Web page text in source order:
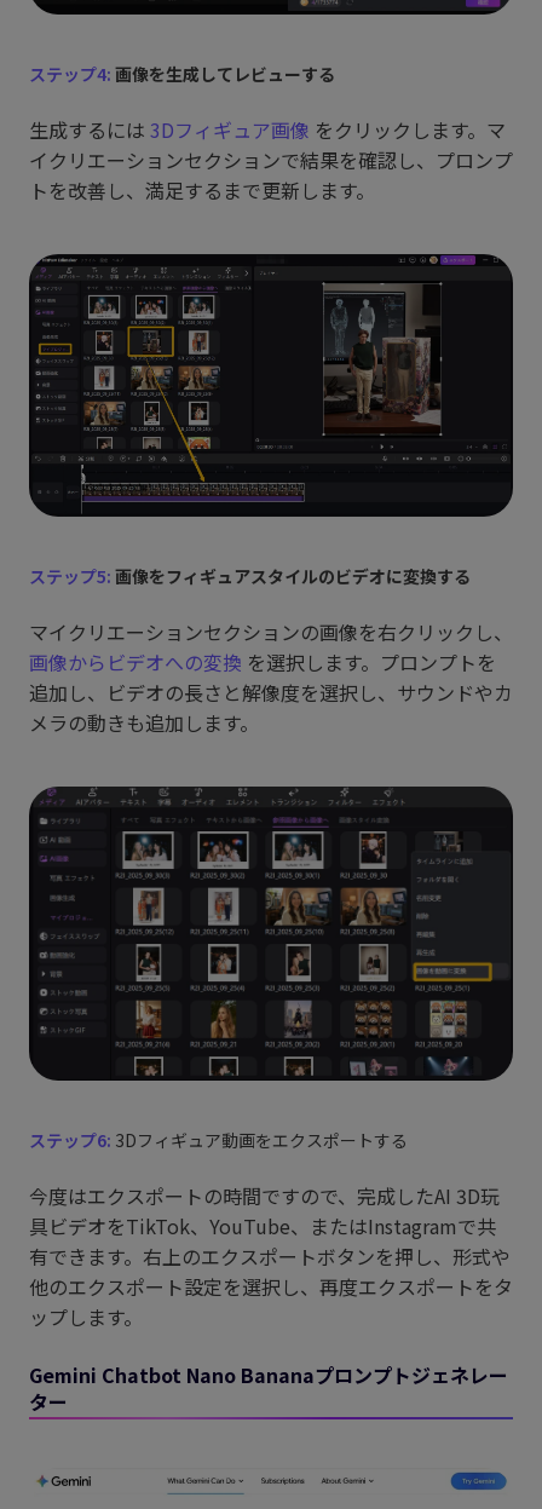
ステップ4: 画像を生成してレビューする
生成するには 3Dフィギュア画像 をクリックします。マ
イクリエーションセクションで結果を確認し、プロンプ
トを改善し、満足するまで更新します。
ステップ5: 画像をフィギュアスタイルのビデオに変換する
マイクリエーションセクションの画像を右クリックし、
画像からビデオへの変換 を選択します。プロンプトを
追加し、ビデオの長さと解像度を選択し、サウンドやカ
メラの動きも追加します。
ステップ6: 3Dフィギュア動画をエクスポートする
今度はエクスポートの時間ですので、完成したAI 3D玩
具ビデオをTikTok、YouTube、またはInstagramで共
有できます。右上のエクスポートボタンを押し、形式や
他のエクスポート設定を選択し、再度エクスポートをタ
ップします。
Gemini Chatbot Nano Bananaプロンプトジェネレー
ター